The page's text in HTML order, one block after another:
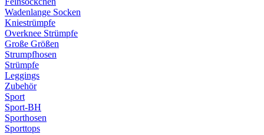
Wadenlange Socken
Kniestrümpfe
Overknee Strümpfe
Große Größen
Strumpfhosen
Strümpfe
Leggings
Zubehör
Sport
Sport-BH
Sporthosen
Sporttops